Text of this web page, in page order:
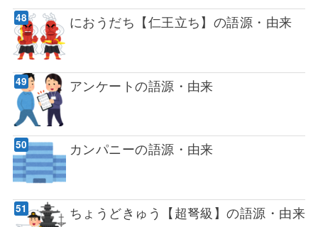
におうだち【仁王立ち】の語源・由来
アンケートの語源・由来
カンパニーの語源・由来
ちょうどきゅう【超弩級】の語源・由来